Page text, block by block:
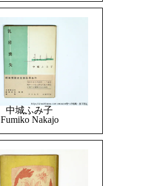
中城ふみ子
Fumiko Nakajo